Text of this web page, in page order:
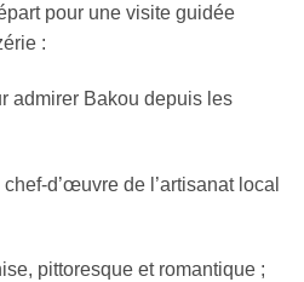
pour une visite guidée
:
admirer Bakou depuis les
d’œuvre de l’artisanat local
pittoresque et romantique ;